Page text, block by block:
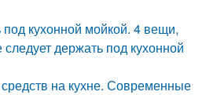
кухонной мойкой. 4 вещи,
следует держать под кухонной
на кухне. Современные